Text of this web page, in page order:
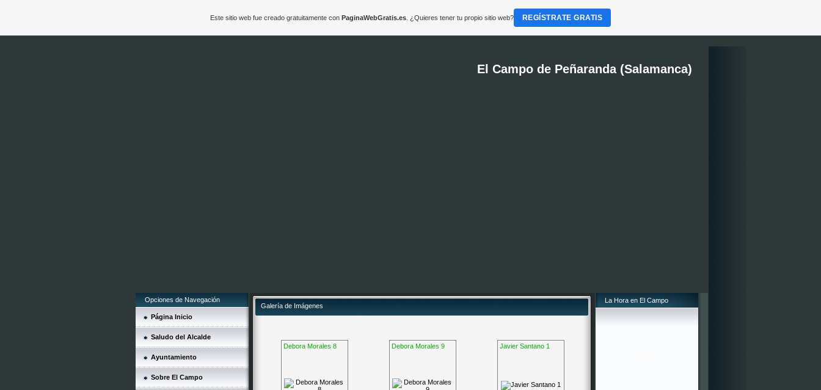
El Campo de Peñaranda (Salamanca)
Opciones de Navegación
Página Inicio
Saludo del Alcalde
Ayuntamiento
Sobre El Campo
Galería de Imágenes
Debora Morales 8 Debora Morales 9 Javier Santano 1
La Hora en El Campo
Este sitio web fue creado gratuitamente con PaginaWebGratis.es. ¿Quieres tener tu propio sitio web? REGÍSTRATE GRATIS